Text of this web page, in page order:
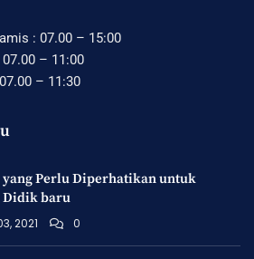
: 07.00 – 15:00
– 11:00
– 11:30
Perlu Diperhatikan untuk
Didik baru
2021 0